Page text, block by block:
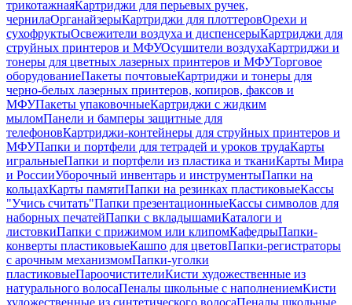
трикотажнаяКартриджи для перьевых ручек,
чернилаОрганайзерыКартриджи для плоттеровОрехи и
сухофруктыОсвежители воздуха и диспенсерыКартриджи для
струйных принтеров и МФУОсушители воздухаКартриджи и
тонеры для цветных лазерных принтеров и МФУТорговое
оборудованиеПакеты почтовыеКартриджи и тонеры для
черно-белых лазерных принтеров, копиров, факсов и
МФУПакеты упаковочныеКартриджи с жидким
мыломПанели и бамперы защитные для
телефоновКартриджи-контейнеры для струйных принтеров и
МФУПапки и портфели для тетрадей и уроков трудаКарты
игральныеПапки и портфели из пластика и тканиКарты Мира
и РоссииУборочный инвентарь и инструментыПапки на
кольцахКарты памятиПапки на резинках пластиковыеКассы
"Учись считать"Папки презентационныеКассы символов для
наборных печатейПапки с вкладышамиКаталоги и
листовкиПапки с прижимом или клипомКафедрыПапки-
конверты пластиковыеКашпо для цветовПапки-регистраторы
с арочным механизмомПапки-уголки
пластиковыеПароочистителиКисти художественные из
натурального волосаПеналы школьные с наполнениемКисти
художественные из синтетического волосаПеналы школьные